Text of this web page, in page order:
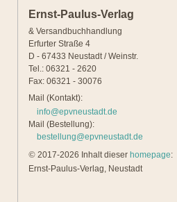
Ernst-Paulus-Verlag
& Versandbuchhandlung
Erfurter Straße 4
D - 67433 Neustadt / Weinstr.
Tel.: 06321 - 2620
Fax: 06321 - 30076
Mail (Kontakt):
info@epvneustadt.de
Mail (Bestellung):
bestellung@epvneustadt.de
© 2017-2026 Inhalt dieser homepage:
Ernst-Paulus-Verlag, Neustadt